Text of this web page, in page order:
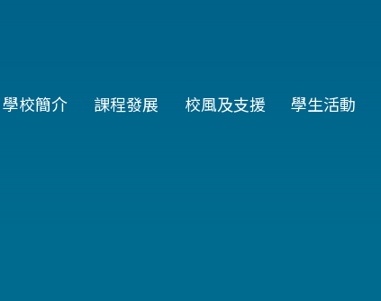
Main
學校簡介 課程發展 校風及支援 學生活動